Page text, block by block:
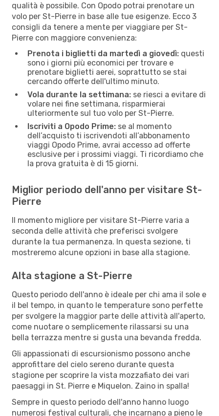
qualità è possibile. Con Opodo potrai prenotare un
volo per St-Pierre in base alle tue esigenze. Ecco 3
consigli da tenere a mente per viaggiare per St-
Pierre con maggiore convenienza:
Prenota i biglietti da martedì a giovedì: questi
sono i giorni più economici per trovare e
prenotare biglietti aerei, soprattutto se stai
cercando offerte dell'ultimo minuto.
Vola durante la settimana: se riesci a evitare di
volare nei fine settimana, risparmierai
ulteriormente sul tuo volo per St-Pierre.
Iscriviti a Opodo Prime: se al momento
dell’acquisto ti iscrivendoti all’abbonamento
viaggi Opodo Prime, avrai accesso ad offerte
esclusive per i prossimi viaggi. Ti ricordiamo che
la prova gratuita è di 15 giorni.
Miglior periodo dell'anno per visitare St-
Pierre
Il momento migliore per visitare St-Pierre varia a
seconda delle attività che preferisci svolgere
durante la tua permanenza. In questa sezione, ti
mostreremo alcune opzioni in base alla stagione.
Alta stagione a St-Pierre
Questo periodo dell'anno è ideale per chi ama il sole e
il bel tempo, in quanto le temperature sono perfette
per svolgere la maggior parte delle attività all'aperto,
come nuotare o semplicemente rilassarsi su una
bella terrazza mentre si gusta una bevanda fredda.
Gli appassionati di escursionismo possono anche
approfittare del cielo sereno durante questa
stagione per scoprire la vista mozzafiato dei vari
paesaggi in St. Pierre e Miquelon. Zaino in spalla!
Sempre in questo periodo dell'anno hanno luogo
numerosi festival culturali, che incarnano a pieno le